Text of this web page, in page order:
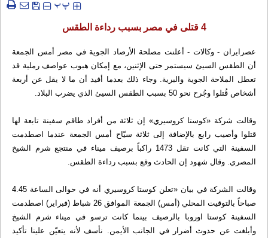
‍‍‍ پپ
4 قتلى في مصر بسبب رداءة الطقس
عصرایران - وکالات - أعلنت مصلحة الأرصاد الجوية في مصر أمس الجمعة
أن الطقس السيئ سيستمر حتى الإثنين، مع إمكان هبوب عواصف رملية قد
تعطل الملاحة الجوية والبرية. وجاء ذلك بعدما أفيد أن ما لا يقل عن أربعة
أشخاص قُتلوا وجُرح نحو 50 بسبب الطقس السيئ الذي يضرب البلاد.
وقالت شركة «كوستا كروسيري» إن ثلاثة من أفراد طاقم سفينة تابعة لها
قتلوا وأصيب رابع بالإضافة إلى ثلاثة سيّاح أمس الجمعة عندما اصطدمت
السفينة التي كانت تقل 1473 راكباً برصيف ميناء في منتجع شرم الشيخ
المصري. وقال شهود إن الحادث وقع بسبب رداءة الطقس.
وقالت الشركة في بيان «تعلن كوستا كروسيري أنه في حوالى الساعة 4.45
صباحاً بالتوقيت المحلي (أمس) الجمعة الموافق 26 شباط (فبراير) اصطدمت
السفينة كوستا اوروبا بالرصيف بينما كانت ترسو في ميناء شرم الشيخ
وأبلغت عن حدوث أضرار في الجانب الأيمن. نأسف لأنه يتعيّن علينا تأكيد